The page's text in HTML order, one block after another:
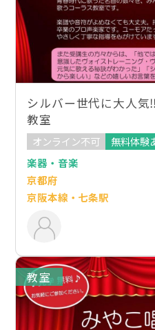
シルバー世代に大人
教室
オンライン不可
無料体験
楽器・音楽
京都府
京阪本線・七条駅
教室